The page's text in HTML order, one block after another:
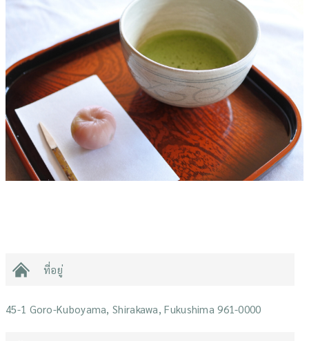
ที่อยู่
45-1 Goro-Kuboyama, Shirakawa, Fukushima 961-0000